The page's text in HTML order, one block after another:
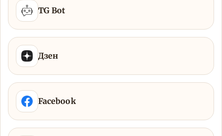
TG Bot
Дзен
Facebook